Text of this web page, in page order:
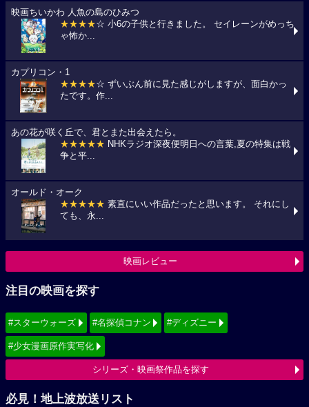
映画ちいかわ 人魚の島のひみつ
★★★★☆ 小6の子供と行きました。 セイレーンがめっち
ゃ怖か...
カプリコン・1
★★★★☆ ずいぶん前に見た感じがしますが、面白かっ
たです。作...
あの花が咲く丘で、君とまた出会えたら。
★★★★★ NHKラジオ深夜便明日への言葉,夏の特集は戦
争と平...
オールド・オーク
★★★★★ 素直にいい作品だったと思います。 それにし
ても、永...
映画レビュー
注目の映画を探す
#スターウォーズ #名探偵コナン #ディズニー
#少女漫画原作実写化
シリーズ・映画祭作品を探す
必見！地上波放送リスト